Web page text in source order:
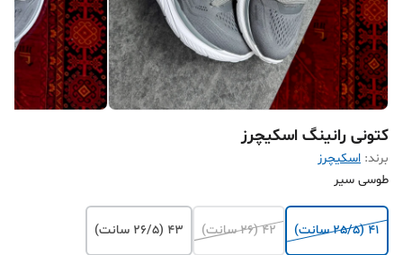
کتونی رانینگ اسکیچرز
برند: اسکیچرز
طوسی سیر
41 (25/5 سانت) 42 (26 سانت) 43 (26/5 سانت)